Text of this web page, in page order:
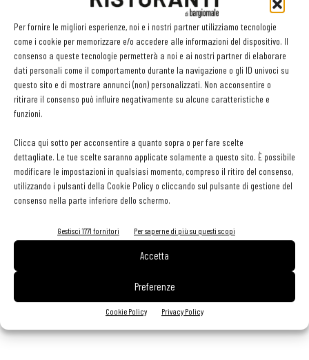
Per fornire le migliori esperienze, noi e i nostri partner utilizziamo tecnologie
come i cookie per memorizzare e/o accedere alle informazioni del dispositivo. Il
consenso a queste tecnologie permetterà a noi e ai nostri partner di elaborare
dati personali come il comportamento durante la navigazione o gli ID univoci su
questo sito e di mostrare annunci (non) personalizzati. Non acconsentire o
ritirare il consenso può influire negativamente su alcune caratteristiche e
funzioni.
Clicca qui sotto per acconsentire a quanto sopra o per fare scelte
dettagliate. Le tue scelte saranno applicate solamente a questo sito. È possibile
modificare le impostazioni in qualsiasi momento, compreso il ritiro del consenso,
utilizzando i pulsanti della Cookie Policy o cliccando sul pulsante di gestione del
consenso nella parte inferiore dello schermo.
Gestisci 1771 fornitori Per saperne di più su questi scopi
Accetta
Preferenze
Cookie Policy Privacy Policy
2 cl Grey Goose interpreted by Ducasse
Una goccia di Bitter al cioccolato (utilizzare più gocce per rendere
il sapore più intenso)
Proposta di abbinamento con il food
Tartare di manzo fassone, fave e pecorino Blinis con scampo
crudo, melanzana affumicata e ginger Selezione di grissini
piemontesi. Drink di accompagnamento: Lady Goose e Ggds.
Cena
Entrée: Sgombro affumicato, foi gras, pesca e basilico Drink di
Main Course: Astice alla catalana e caviale calvisius Drink di
accompagnamento: Grey Goose Wine by Ducasse
Dessert: Cremoso al cioccolato al frutto della passione, chantilly
tahiti e gelatina all’albicocca Drink di accompagnamento: Grey
Goose Ducasse Martini